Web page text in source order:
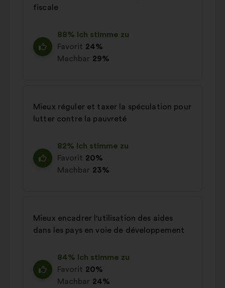
fiscale
88% Ich stimme zu
Favorit 24%
Machbar 29%
Mieux réguler et taxer la spéculation pour
lutter contre la pauvreté
82% Ich stimme zu
Favorit 20%
Machbar 23%
Mieux encadrer l'utilisation des aides
dans les pays en voie de développement
84% Ich stimme zu
Favorit 20%
Machbar 24%